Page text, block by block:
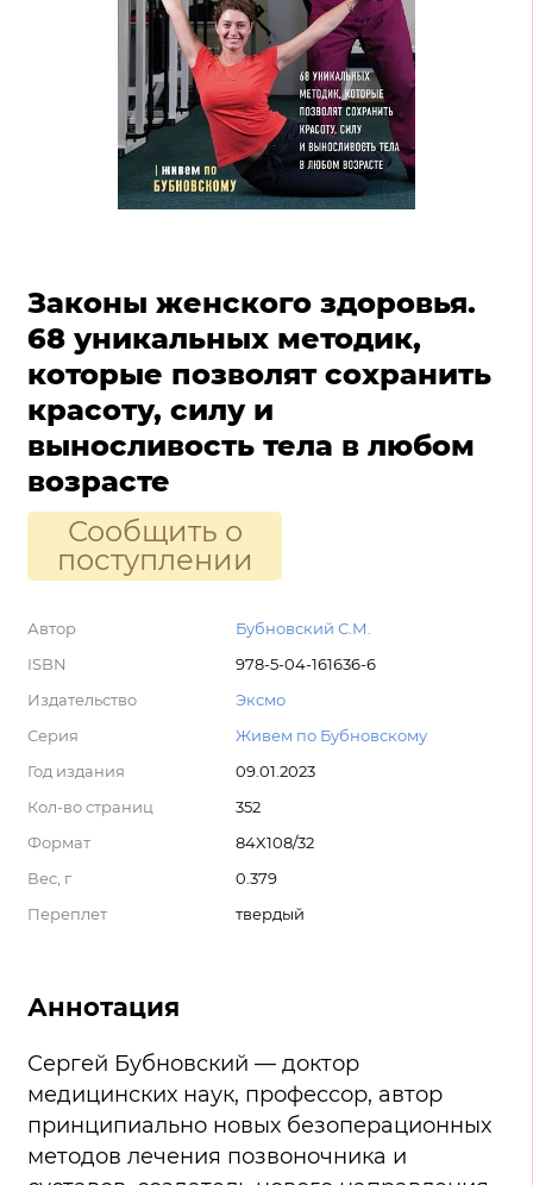
Законы женского здоровья.
68 уникальных методик,
которые позволят сохранить
красоту, силу и
выносливость тела в любом
возрасте
Сообщить о
поступлении
Автор
Бубновский С.М.
ISBN
978-5-04-161636-6
Издательство
Эксмо
Серия
Живем по Бубновскому
Год издания
09.01.2023
Кол-во страниц
352
Формат
84X108/32
Вес, г
0.379
Переплет
твердый
Аннотация
Сергей Бубновский — доктор
медицинских наук, профессор, автор
принципиально новых безоперационных
методов лечения позвоночника и